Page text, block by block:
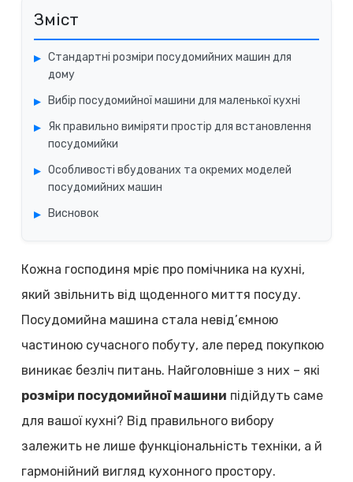
Зміст
Стандартні розміри посудомийних машин для
дому
Вибір посудомийної машини для маленької кухні
Як правильно виміряти простір для встановлення
посудомийки
Особливості вбудованих та окремих моделей
посудомийних машин
Висновок
Кожна господиня мріє про помічника на кухні,
який звільнить від щоденного миття посуду.
Посудомийна машина стала невід’ємною
частиною сучасного побуту, але перед покупкою
виникає безліч питань. Найголовніше з них – які
розміри посудомийної машини підійдуть саме
для вашої кухні? Від правильного вибору
залежить не лише функціональність техніки, а й
гармонійний вигляд кухонного простору.